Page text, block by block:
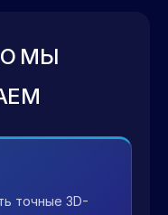
МЫ
точные 3D-